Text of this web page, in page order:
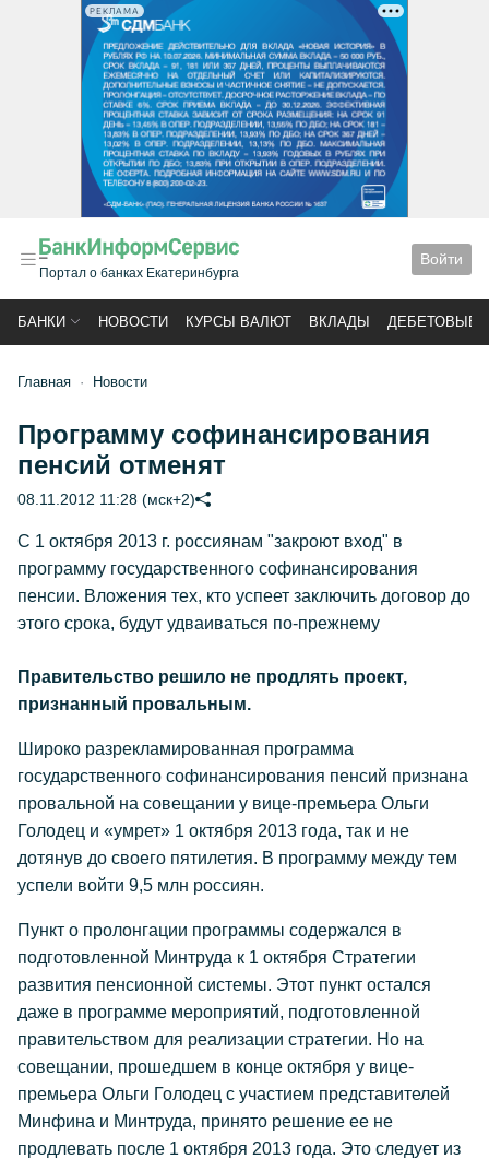
РЕКЛАМА
Портал о банках Екатеринбурга
Войти
БАНКИ НОВОСТИ КУРСЫ ВАЛЮТ ВКЛАДЫ ДЕБЕТОВЫЕ
Главная Новости
Программу софинансирования
пенсий отменят
08.11.2012 11:28 (мск+2)
С 1 октября 2013 г. россиянам "закроют вход" в
программу государственного софинансирования
пенсии. Вложения тех, кто успеет заключить договор до
этого срока, будут удваиваться по-прежнему
Правительство решило не продлять проект,
признанный провальным.
Широко разрекламированная программа
государственного софинансирования пенсий признана
провальной на совещании у вице-премьера Ольги
Голодец и «умрет» 1 октября 2013 года, так и не
дотянув до своего пятилетия. В программу между тем
успели войти 9,5 млн россиян.
Пункт о пролонгации программы содержался в
подготовленной Минтруда к 1 октября Стратегии
развития пенсионной системы. Этот пункт остался
даже в программе мероприятий, подготовленной
правительством для реализации стратегии. Но на
совещании, прошедшем в конце октября у вице-
премьера Ольги Голодец с участием представителей
Минфина и Минтруда, принято решение ее не
продлевать после 1 октября 2013 года. Это следует из